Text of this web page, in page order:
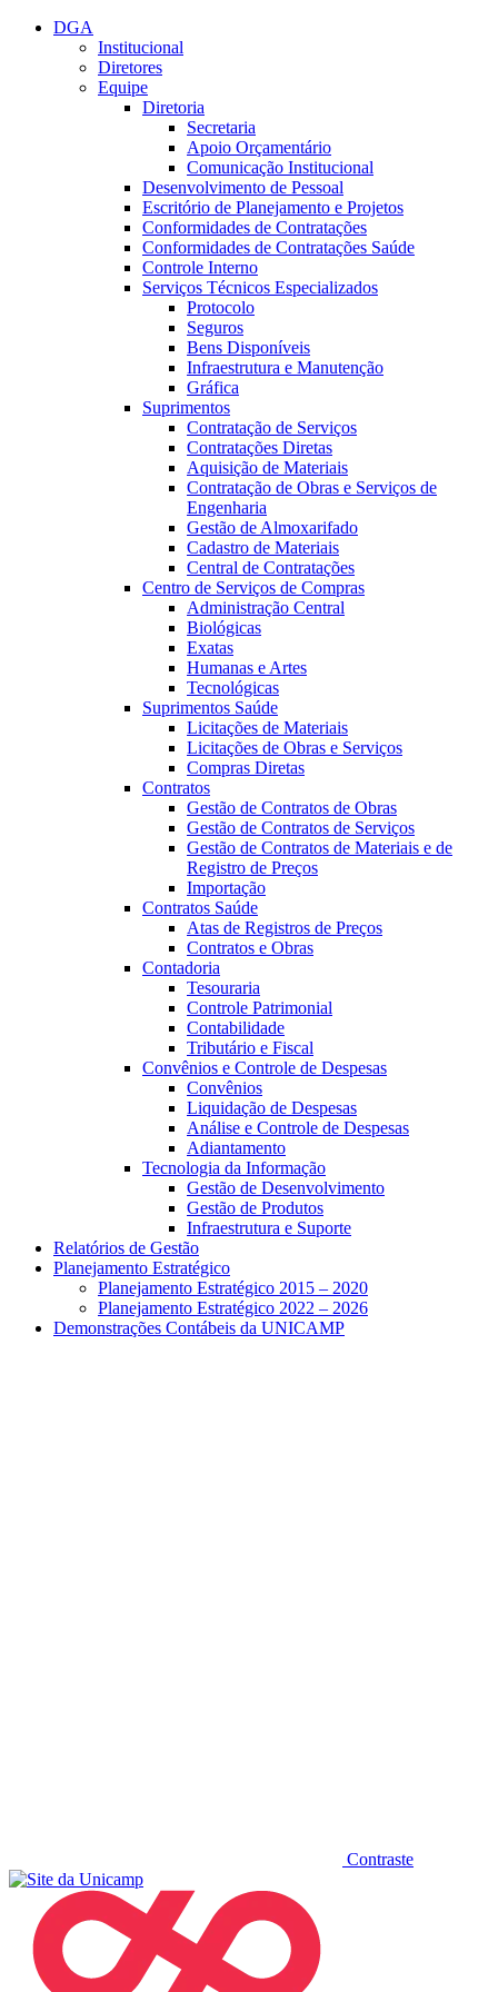
Conteúdo principal
DGA
Institucional
Diretores
Equipe
Diretoria
Secretaria
Apoio Orçamentário
Comunicação Institucional
Desenvolvimento de Pessoal
Escritório de Planejamento e Projetos
Conformidades de Contratações
Conformidades de Contratações Saúde
Controle Interno
Serviços Técnicos Especializados
Protocolo
Seguros
Bens Disponíveis
Infraestrutura e Manutenção
Gráfica
Suprimentos
Contratação de Serviços
Contratações Diretas
Aquisição de Materiais
Contratação de Obras e Serviços de
Engenharia
Gestão de Almoxarifado
Cadastro de Materiais
Central de Contratações
Centro de Serviços de Compras
Administração Central
Biológicas
Exatas
Humanas e Artes
Tecnológicas
Suprimentos Saúde
Licitações de Materiais
Licitações de Obras e Serviços
Compras Diretas
Contratos
Gestão de Contratos de Obras
Gestão de Contratos de Serviços
Gestão de Contratos de Materiais e de
Registro de Preços
Importação
Contratos Saúde
Atas de Registros de Preços
Contratos e Obras
Contadoria
Tesouraria
Controle Patrimonial
Contabilidade
Tributário e Fiscal
Convênios e Controle de Despesas
Convênios
Liquidação de Despesas
Análise e Controle de Despesas
Adiantamento
Tecnologia da Informação
Gestão de Desenvolvimento
Gestão de Produtos
Infraestrutura e Suporte
Relatórios de Gestão
Planejamento Estratégico
Planejamento Estratégico 2015 – 2020
Planejamento Estratégico 2022 – 2026
Demonstrações Contábeis da UNICAMP
Contraste